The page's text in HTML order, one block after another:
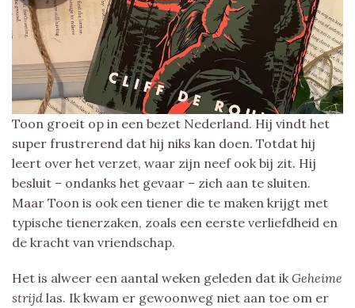
Toon groeit op in een bezet Nederland. Hij vindt het
super frustrerend dat hij niks kan doen. Totdat hij
leert over het verzet, waar zijn neef ook bij zit. Hij
besluit – ondanks het gevaar – zich aan te sluiten.
Maar Toon is ook een tiener die te maken krijgt met
typische tienerzaken, zoals een eerste verliefdheid en
de kracht van vriendschap.
Het is alweer een aantal weken geleden dat ik Geheime
strijd las. Ik kwam er gewoonweg niet aan toe om er